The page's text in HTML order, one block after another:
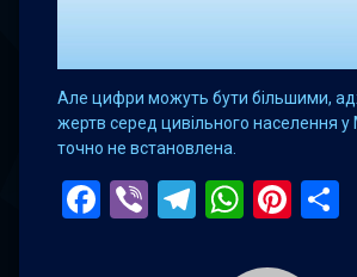
Але цифри можуть бути більшими,
жертв серед цивільного населення у
точно не встановлена.
Facebook
ViberTelegram